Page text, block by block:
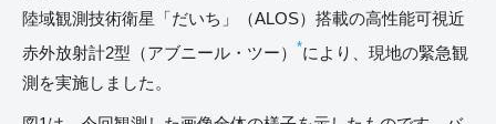
陸域観測技術衛星「だいち」（ALOS）搭載の高性能可視近
赤外放射計2型（アブニール・ツー）
*により、現地の緊急観
測を実施しました。